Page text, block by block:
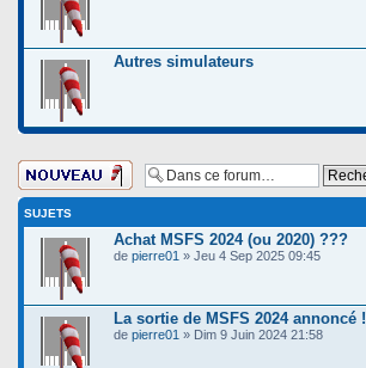
Autres simulateurs
Ecrire un nouveau
sujet
SUJETS
Achat MSFS 2024 (ou 2020) ???
de pierre01 » Jeu 4 Sep 2025 09:45
La sortie de MSFS 2024 annoncé !
de pierre01 » Dim 9 Juin 2024 21:58